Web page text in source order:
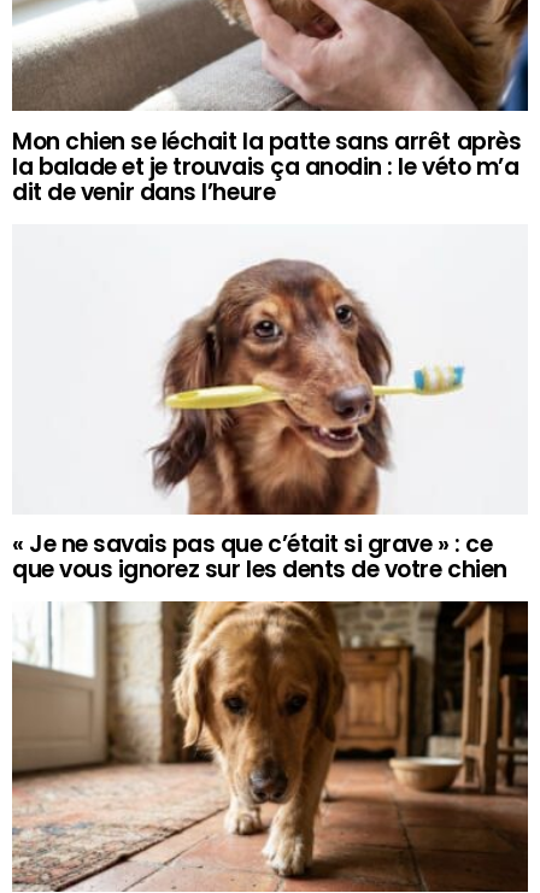
Mon chien se léchait la patte sans arrêt après
la balade et je trouvais ça anodin : le véto m’a
dit de venir dans l’heure
« Je ne savais pas que c’était si grave » : ce
que vous ignorez sur les dents de votre chien